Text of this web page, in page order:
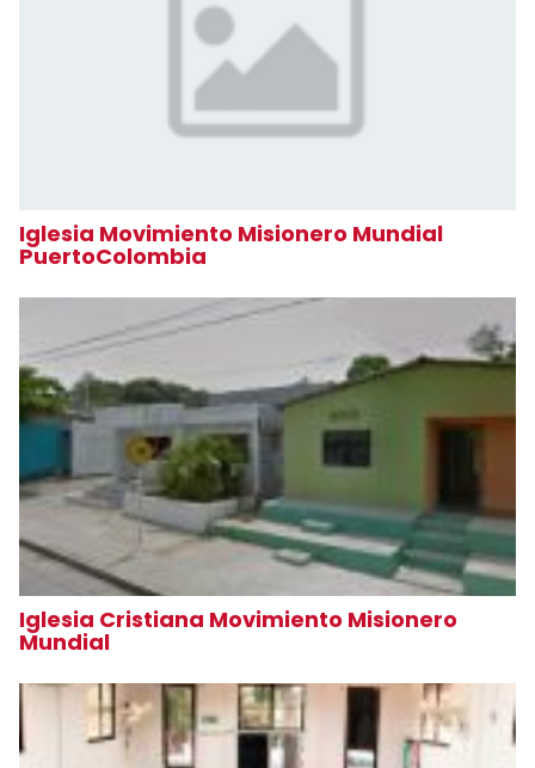
Iglesia Movimiento Misionero Mundial
PuertoColombia
Iglesia Cristiana Movimiento Misionero
Mundial